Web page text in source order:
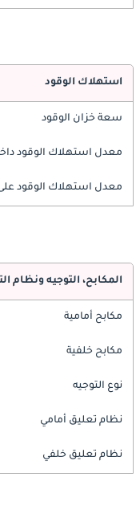
استهلاك الوقود
سعة خزان الوقود
معدل استهلاك الوقود
معدل استهلاك الوقود
المكابح، التوجيه ونظام
مكابح أمامية
مكابح خلفية
نوع التوجيه
نظام تعليق أمامي
نظام تعليق خلفي